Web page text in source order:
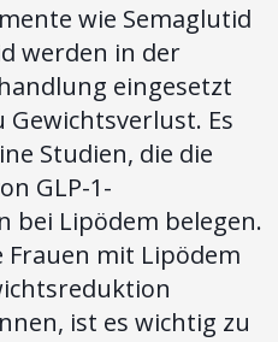
wie Semaglutid
werden in der
eingesetzt
Es
Studien, die die
GLP-1-
bei Lipödem belegen.
Frauen mit Lipödem
ist es wichtig zu